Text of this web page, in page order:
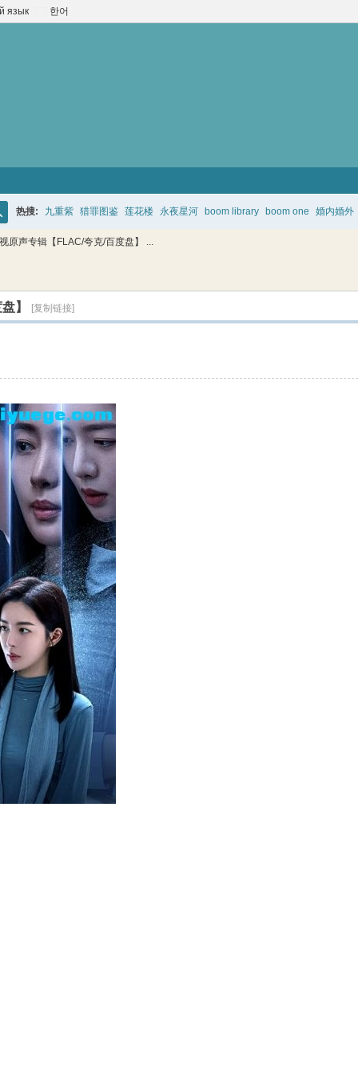
язык 한어
热搜: 九重紫 猎罪图鉴 莲花楼 永夜星河 boom library boom one 婚内婚外
原声专辑【FLAC/夸克/百度盘】 ...
】 [复制链接]